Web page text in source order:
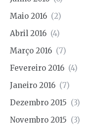
Maio 2016 (2)
Abril 2016 (4)
Março 2016 (7)
Fevereiro 2016 (4)
Janeiro 2016 (7)
Dezembro 2015 (3)
Novembro 2015 (3)